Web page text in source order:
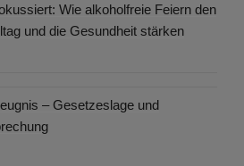
Wie alkoholfreie Feiern den
und die Gesundheit stärken
– Gesetzeslage und